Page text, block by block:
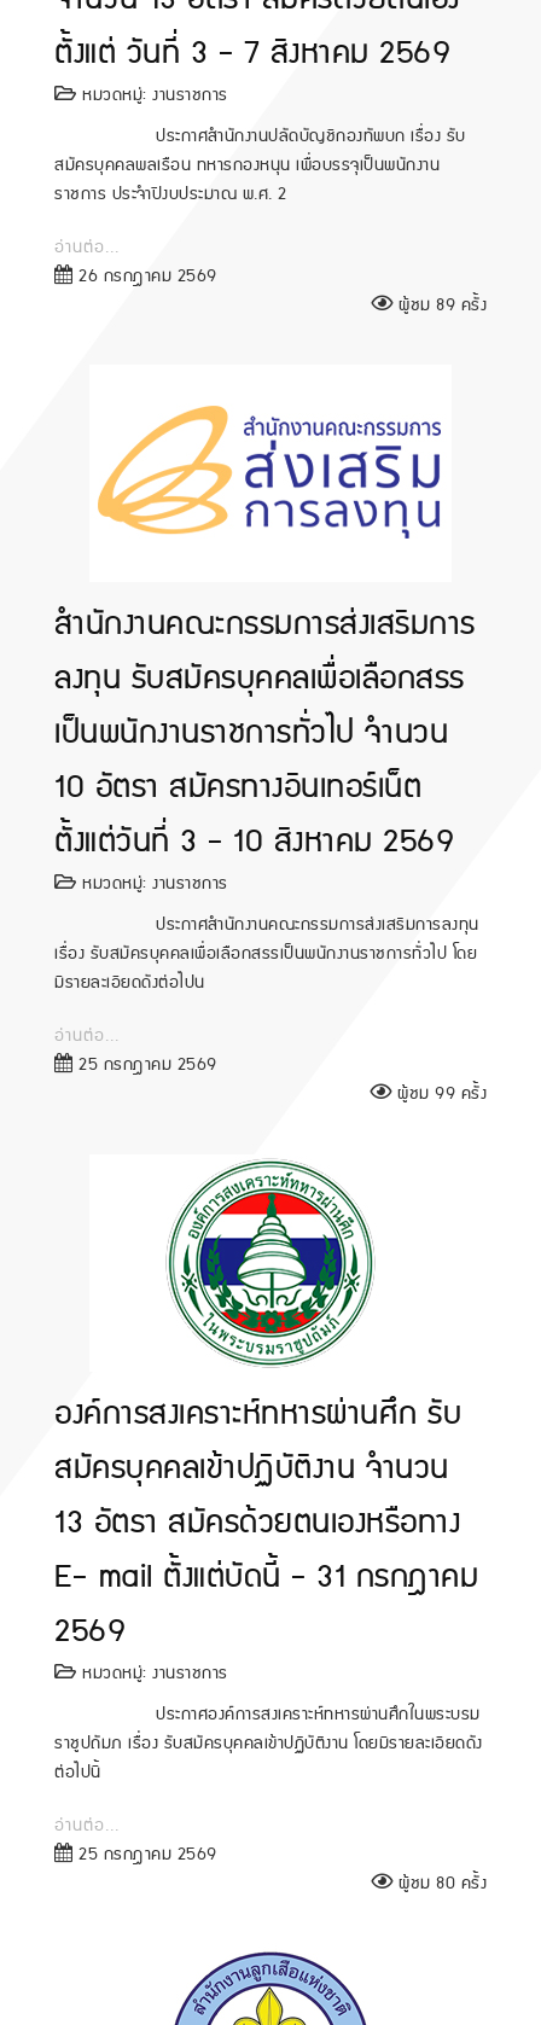
ตั้งแต่ วันที่ 3 - 7 สิงหาคม 2569
หมวดหมู่: งานราชการ
ประกาศสำนักงานปลัดบัญชีกองทัพบก เรื่อง รับ
สมัครบุคคลพลเรือน ทหารกองหนุน เพื่อบรรจุเป็นพนักงาน
ราชการ ประจำปีงบประมาณ พ.ศ. 2
อ่านต่อ...
26 กรกฎาคม 2569
ผู้ชม 89 ครั้ง
สำนักงานคณะกรรมการส่งเสริมการ
ลงทุน รับสมัครบุคคลเพื่อเลือกสรร
เป็นพนักงานราชการทั่วไป จำนวน
10 อัตรา สมัครทางอินเทอร์เน็ต
ตั้งแต่วันที่ 3 - 10 สิงหาคม 2569
หมวดหมู่: งานราชการ
ประกาศสำนักงานคณะกรรมการส่งเสริมการลงทุน
เรื่อง รับสมัครบุคคลเพื่อเลือกสรรเป็นพนักงานราชการทั่วไป โดย
มีรายละเอียดดังต่อไปน
อ่านต่อ...
25 กรกฎาคม 2569
ผู้ชม 99 ครั้ง
องค์การสงเคราะห์ทหารผ่านศึก รับ
สมัครบุคคลเข้าปฏิบัติงาน จำนวน
13 อัตรา สมัครด้วยตนเองหรือทาง
E- mail ตั้งแต่บัดนี้ - 31 กรกฎาคม
2569
หมวดหมู่: งานราชการ
ประกาศองค์การสงเคราะห์ทหารผ่านศึกในพระบรม
ราชูปถัมภ เรื่อง รับสมัครบุคคลเข้าปฏิบัติงาน โดยมีรายละเอียดดัง
ต่อไปนี้
อ่านต่อ...
25 กรกฎาคม 2569
ผู้ชม 80 ครั้ง